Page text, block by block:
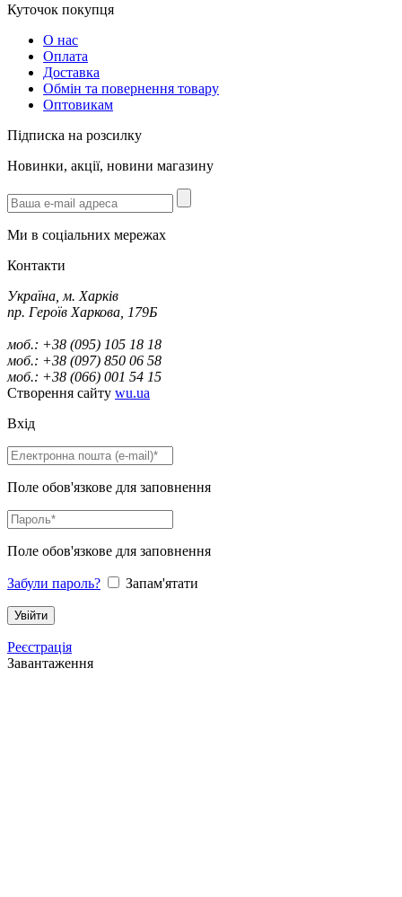
Куточок покупця
О нас
Оплата
Доставка
Обмін та повернення товару
Оптовикам
Підписка на розсилку
Новинки, акції, новини магазину
Ми в соціальних мережах
Контакти
Україна, м. Харків
пр. Героїв Харкова, 179Б
моб.: +38 (095) 105 18 18
моб.: +38 (097) 850 06 58
моб.: +38 (066) 001 54 15
Створення сайту wu.ua
Вхід
Поле обов'язкове для заповнення
Поле обов'язкове для заповнення
Забули пароль? Запам'ятати
Реєстрація
Завантаження